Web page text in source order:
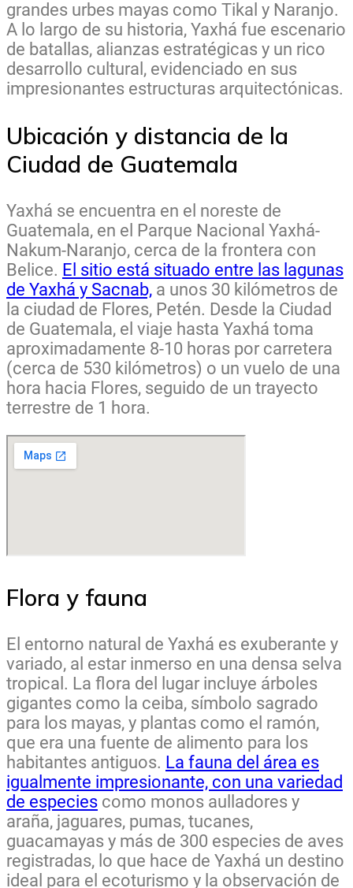
grandes urbes mayas como Tikal y Naranjo.
A lo largo de su historia, Yaxhá fue escenario
de batallas, alianzas estratégicas y un rico
desarrollo cultural, evidenciado en sus
impresionantes estructuras arquitectónicas.
Ubicación y distancia de la
Ciudad de Guatemala
Yaxhá se encuentra en el noreste de
Guatemala, en el Parque Nacional Yaxhá-
Nakum-Naranjo, cerca de la frontera con
Belice. El sitio está situado entre las lagunas
de Yaxhá y Sacnab, a unos 30 kilómetros de
la ciudad de Flores, Petén. Desde la Ciudad
de Guatemala, el viaje hasta Yaxhá toma
aproximadamente 8-10 horas por carretera
(cerca de 530 kilómetros) o un vuelo de una
hora hacia Flores, seguido de un trayecto
terrestre de 1 hora.
Flora y fauna
El entorno natural de Yaxhá es exuberante y
variado, al estar inmerso en una densa selva
tropical. La flora del lugar incluye árboles
gigantes como la ceiba, símbolo sagrado
para los mayas, y plantas como el ramón,
que era una fuente de alimento para los
habitantes antiguos. La fauna del área es
igualmente impresionante, con una variedad
de especies como monos aulladores y
araña, jaguares, pumas, tucanes,
guacamayas y más de 300 especies de aves
registradas, lo que hace de Yaxhá un destino
ideal para el ecoturismo y la observación de